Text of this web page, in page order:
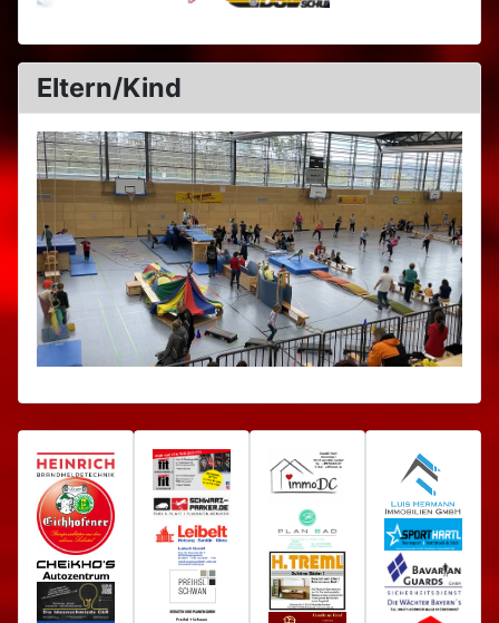
Eltern/Kind